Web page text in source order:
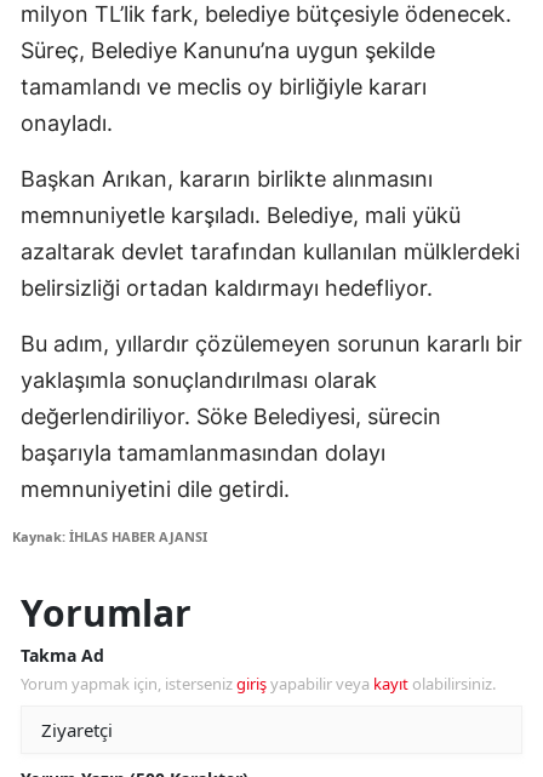
milyon TL’lik fark, belediye bütçesiyle ödenecek.
Süreç, Belediye Kanunu’na uygun şekilde
tamamlandı ve meclis oy birliğiyle kararı
onayladı.
Başkan Arıkan, kararın birlikte alınmasını
memnuniyetle karşıladı. Belediye, mali yükü
azaltarak devlet tarafından kullanılan mülklerdeki
belirsizliği ortadan kaldırmayı hedefliyor.
Bu adım, yıllardır çözülemeyen sorunun kararlı bir
yaklaşımla sonuçlandırılması olarak
değerlendiriliyor. Söke Belediyesi, sürecin
başarıyla tamamlanmasından dolayı
memnuniyetini dile getirdi.
Kaynak: İHLAS HABER AJANSI
Yorumlar
Takma Ad
Yorum yapmak için, istersenizgirişyapabilir veya kayıt olabilirsiniz.